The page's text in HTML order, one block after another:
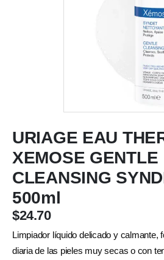
URIAGE EAU
XEMOSE GENTLE
CLEANSING
500ml
$24.70
Limpiador líquido delicado y calmante,
diaria de las pieles muy secas o con